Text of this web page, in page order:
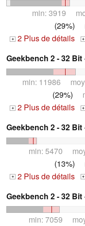
min: 3919
(29%)
+ 2 Plus de détails +
Geekbench 2 - 32 Bit
min: 11986
(29%)
+ 2 Plus de détails +
Geekbench 2 - 32 Bit
min: 5470
(13%)
+ 2 Plus de détails +
Geekbench 2 - 32 Bit
min: 7059